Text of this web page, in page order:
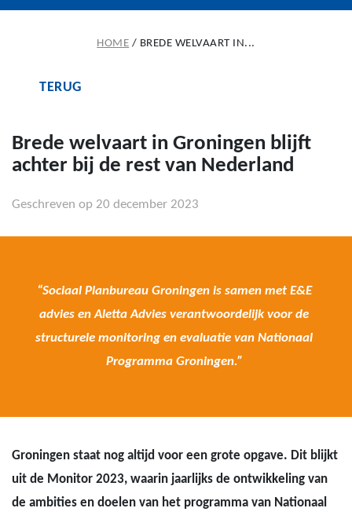
HOME / BREDE WELVAART IN...
TERUG
Brede welvaart in Groningen blijft
achter bij de rest van Nederland
Geschreven op 20 december 2023
“Sociaal Planbureau Groningen is samen met E&E
advies en Aletta Advies verantwoordelijk voor de
structurele monitoring en evaluatie van Nationaal
Programma Groningen.”
Groningen staat nog altijd voor een grote opgave. Dit blijkt
uit de Monitor 2023, waarin jaarlijks de ontwikkeling van
de ambities en doelen van het programma van Nationaal